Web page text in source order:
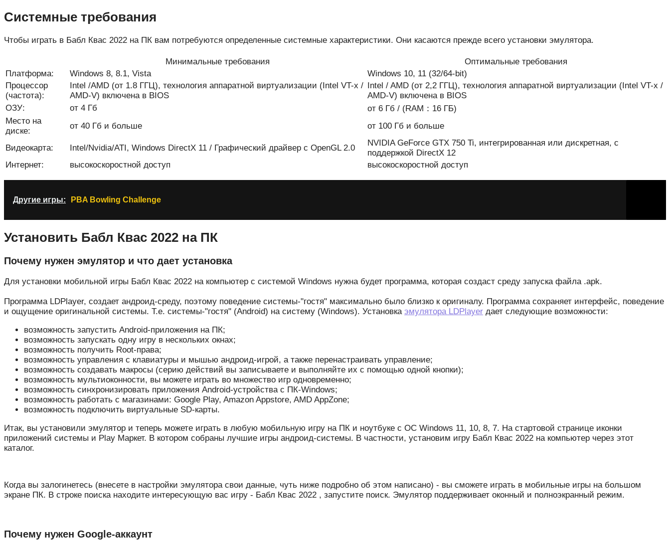
Системные требования
Чтобы играть в Бабл Квас 2022 на ПК вам потребуются определенные системные характеристики. Они касаются прежде всего установки эмулятора.
Минимальные требования
Оптимальные требования
Платформа:
Windows 8, 8.1, Vista
Windows 10, 11 (32/64-bit)
Процессор
(частота):
Intel /AMD (от 1.8 ГГЦ), технология аппаратной виртуализации (Intel VT-x /
AMD-V) включена в BIOS
Intel / AMD (от 2,2 ГГЦ), технология аппаратной виртуализации (Intel VT-x /
AMD-V) включена в BIOS
ОЗУ:
от 4 Гб
от 6 Гб / (RAM：16 ГБ)
Место на
диске:
от 40 Гб и больше от 100 Гб и больше
Видеокарта: Intel/Nvidia/ATI, Windows DirectX 11 / Графический драйвер с OpenGL 2.0
NVIDIA GeForce GTX 750 Ti, интегрированная или дискретная, с
поддержкой DirectX 12
Интернет:
высокоскоростной доступ высокоскоростной доступ
Другие игры: PBA Bowling Challenge
Установить Бабл Квас 2022 на ПК
Почему нужен эмулятор и что дает установка
Для установки мобильной игры Бабл Квас 2022 на компьютер с системой Windows нужна будет программа, которая создаст среду запуска файла .apk.
Программа LDPlayer, создает андроид-среду, поэтому поведение системы-"гостя" максимально было близко к оригиналу. Программа сохраняет интерфейс, поведение
и ощущение оригинальной системы. Т.е. системы-"гостя" (Android) на систему (Windows). Установка эмулятора LDPlayer дает следующие возможности:
возможность запустить Android-приложения на ПК;
возможность запускать одну игру в нескольких окнах;
возможность получить Root-права;
возможность управления с клавиатуры и мышью андроид-игрой, а также перенастраивать управление;
возможность создавать макросы (серию действий вы записываете и выполняйте их с помощью одной кнопки);
возможность мультиоконности, вы можете играть во множество игр одновременно;
возможность синхронизировать приложения Android-устройства с ПК-Windows;
возможность работать с магазинами: Google Play, Amazon Appstore, AMD AppZone;
возможность подключить виртуальные SD-карты.
Итак, вы установили эмулятор и теперь можете играть в любую мобильную игру на ПК и ноутбуке с ОС Windows 11, 10, 8, 7. На стартовой странице иконки
приложений системы и Play Маркет. В котором собраны лучшие игры андроид-системы. В частности, установим игру Бабл Квас 2022 на компьютер через этот
каталог.
Когда вы залогинетесь (внесете в настройки эмулятора свои данные, чуть ниже подробно об этом написано) - вы сможете играть в мобильные игры на большом
экране ПК. В строке поиска находите интересующую вас игру - Бабл Квас 2022 , запустите поиск. Эмулятор поддерживает оконный и полноэкранный режим.
Почему нужен Google-аккаунт